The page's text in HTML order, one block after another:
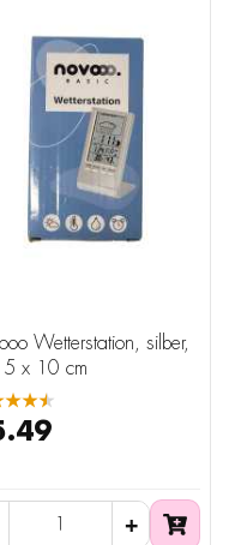
Wetterstation, silber,
x 10 cm